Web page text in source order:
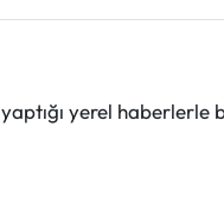
yerel haberlerle